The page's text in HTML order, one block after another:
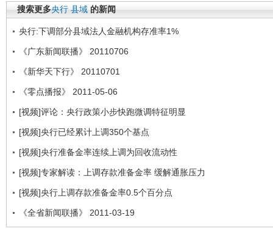
搜索更多央行 县域 的新闻
央行:下调部分县域法人金融机构存准率1%
《广东新闻联播》 20110706
《新华天下行》 20110701
《零点播报》 2011-05-06
[视频]评论：央行政策小步快跑微调特征明显
[视频]央行已经累计上调350个基点
[视频]央行准备金率连续上调为回收流动性
[视频]专家解读：上调存款准备金率 缓解通胀压力
[视频]央行上调存款准备金率0.5个百分点
《全省新闻联播》 2011-03-19